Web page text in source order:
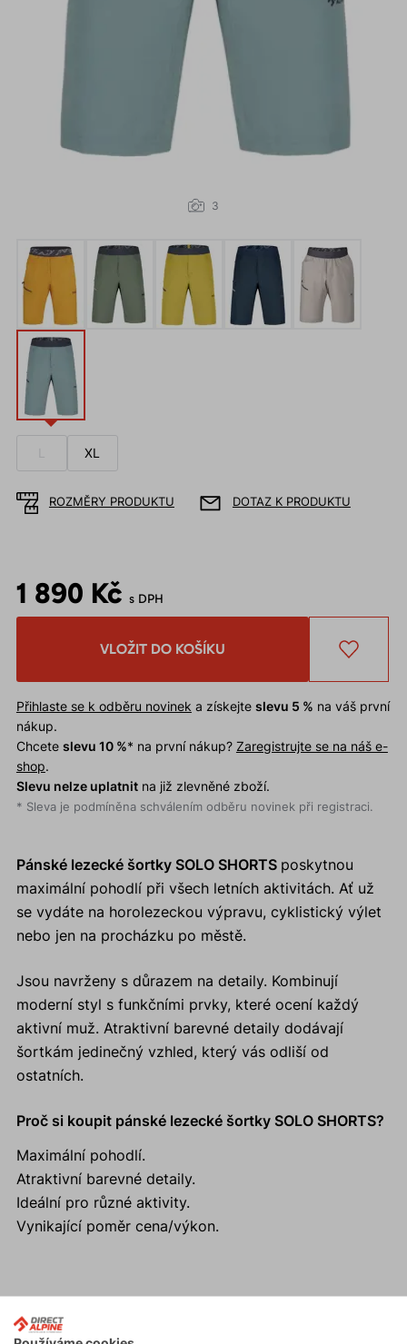
3
XL
ROZMĚRY PRODUKTU DOTAZ K PRODUKTU
1 890 Kč s DPH
VLOŽIT DO KOŠÍKU
Přihlaste se k odběru novinek a získejte slevu 5 % na váš první
nákup.
Chcete slevu 10 %* na první nákup? Zaregistrujte se na náš e-
shop.
Slevu nelze uplatnitna již zlevněné zboží.
* Sleva je podmíněna schválením odběru novinek při registraci.
Pánské lezecké šortky SOLO SHORTS poskytnou
maximální pohodlí při všech letních aktivitách. Ať už
se vydáte na horolezeckou výpravu, cyklistický výlet
nebo jen na procházku po městě.
Jsou navrženy s důrazem na detaily. Kombinují
moderní styl s funkčními prvky, které ocení každý
aktivní muž. Atraktivní barevné detaily dodávají
šortkám jedinečný vzhled, který vás odliší od
ostatních.
Proč si koupit pánské lezecké šortky SOLO SHORTS?
Maximální pohodlí.
Atraktivní barevné detaily.
Ideální pro různé aktivity.
Vynikající poměr cena/výkon.
Aktivity